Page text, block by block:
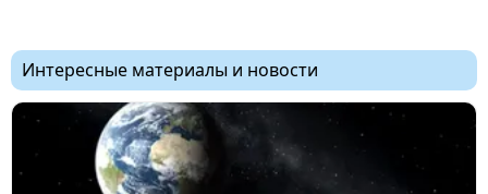
Интересные материалы и новости